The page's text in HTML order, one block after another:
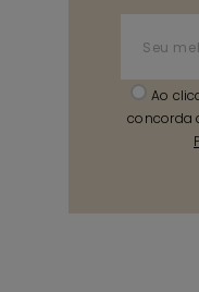
Ao
concorda